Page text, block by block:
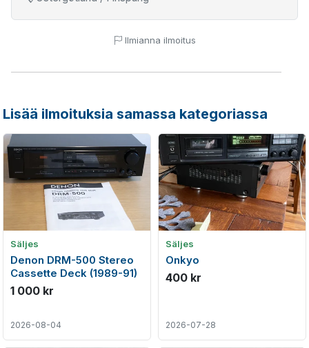
Ilmianna ilmoitus
Lisää ilmoituksia samassa kategoriassa
Säljes
Denon DRM-500 Stereo
Cassette Deck (1989-91)
1 000 kr
2026-08-04
Säljes
Onkyo
400 kr
2026-07-28